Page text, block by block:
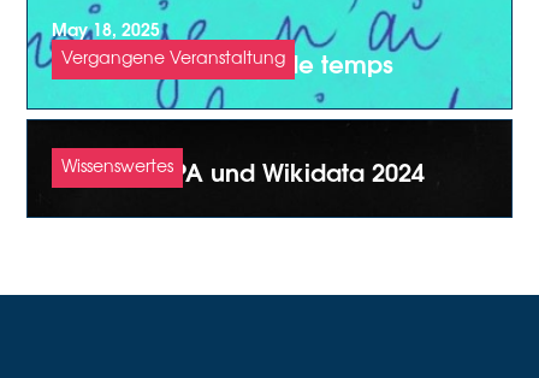
May 18, 2025
Les petits Souffleurs de temps
Vergangene Veranstaltung
Stiftung SAPA und Wikidata 2024
Wissenswertes